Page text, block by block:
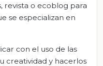
revista o ecoblog para
se especializan en
con el uso de las
creatividad y hacerlos